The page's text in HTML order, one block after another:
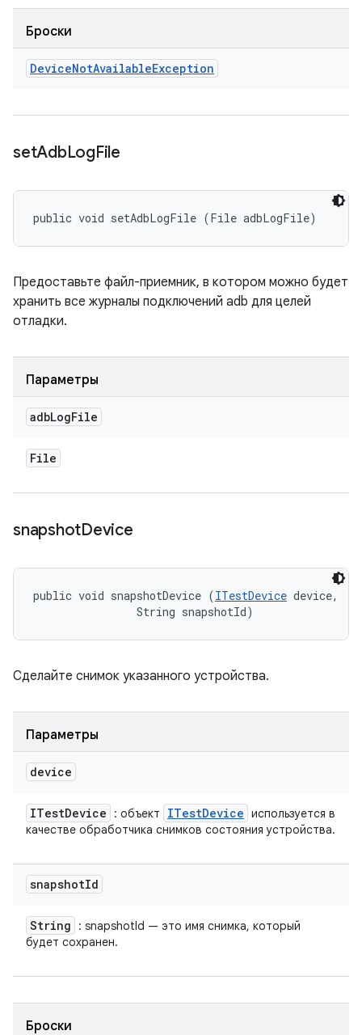
Броски
DeviceNotAvailableException
setAdbLogFile
public void setAdbLogFile (File adbLogFile)
Предоставьте файл-приемник, в котором можно будет
хранить все журналы подключений adb для целей
отладки.
Параметры
adbLogFile
File
snapshotDevice
public void snapshotDevice (ITestDevice device,
                String snapshotId)
Сделайте снимок указанного устройства.
Параметры
device
ITestDevice : объект ITestDevice используется в
качестве обработчика снимков состояния устройства.
snapshotId
String
: snapshotId — это имя снимка, который
будет сохранен.
Броски